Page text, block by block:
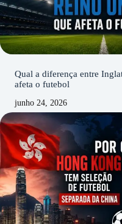
Qual a diferença entre
afeta o futebol
junho 24, 2026